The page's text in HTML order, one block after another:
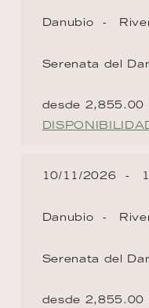
Danubio
Serenata del
desde 2,855.00
10/11/2026
Danubio
Serenata del
desde 2,855.00